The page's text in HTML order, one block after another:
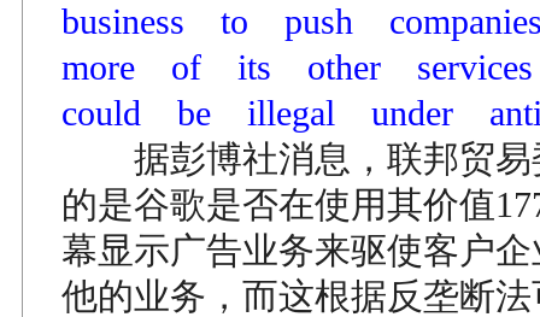
business to push
more of its other
could be illegal under
据彭博社消息，联邦贸易
的是谷歌是否在使用其价值
幕显示广告业务来驱使客户
他的业务，而这根据反垄断